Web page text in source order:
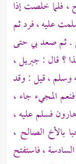
، فلما خلصت إذا
عليه ، فرد ثم
. ثم صعد بي حتى
؟ قال :جبريل ،
وسلم ، قيل : وقد
المجيء جاء ،
هارونفسلم عليه ،
بالأخ الصالح ،
، فاستفتح